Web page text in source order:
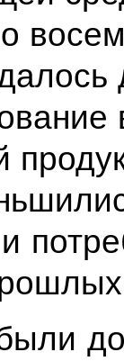
и